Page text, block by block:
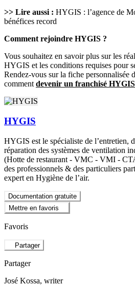
>> Lire aussi : HYGIS : l’agence de
bénéfices record
Comment rejoindre HYGIS ?
Vous souhaitez en savoir plus sur les
HYGIS et les conditions requises pour
Rendez-vous sur la fiche personnalisée
comment devenir un franchisé
HYGIS
HYGIS est le spécialiste de l’entretien,
réparation des systèmes de ventilation
(Hotte de restaurant - VMC - VMI -
des professionnels & des particuliers
expert en Hygiène de l’air.
Documentation gratuite
Mettre en favoris
Favoris
Partager
Partager
José Kossa, writer